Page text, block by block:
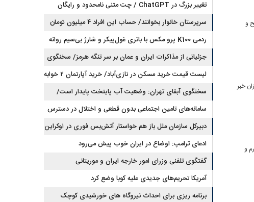
و
قطعه‌سازان خبر
تورم و
نفت عربستان شد
تغییر بزرگ در ChatGPT / چت متنی نامحدود و رایگان
سرپرستان خانوار بخوانند/ حساب این افراد ۴ میلیون تومان
شارژ شد
ردمی K100 پرو مکس با باتری غول‌پیکر و شارژ بی‌سیم روانه
بازار می‌شود
جزئیاتی از مذاکرات ایران و عمان بر سر تنگه هرمز/ سخنگوی
هیات رئیسه مجلس: بیانیه‌ای شامل تصحیح مسیر تردد دریایی
در تنگه، در آستانه نهایی شدن است
لیست قیمت خرید مسکن در نازی‌آباد/ خرید آپارتمان ۲ خوابه
در این منطقه چقدر سرمایه نیاز دارد؟ + جدول مردادماه ۱۴۰۵
سخنگوی آبفای تهران: وضعیت آب پایتخت پایدار است/
جیره‌بندی نداریم
سامانه‌های تامین اجتماعی بدون قطعی و اختلال در دسترس
است
دبیرکل سازمان ملل باز هم خواستار آتش‌بس فوری در اوکراین
شدادعای ترامپ: اوضاع در ایران خوب پیش می‌رود
گفتگوی تلفنی وزرای امور خارجه ایران و موریتانی
آمریکا تحریم‌های جدیدی علیه کوبا وضع کرد
برنامه ریزی برای احداث نیروگاه های خورشیدی کوچک